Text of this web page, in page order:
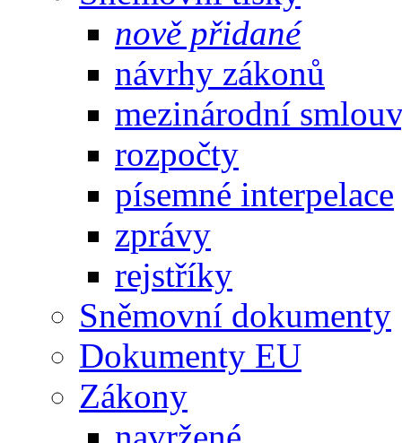
nově přidané
návrhy zákonů
mezinárodní
rozpočty
písemné interpelace
zprávy
rejstříky
Sněmovní dokumenty
Dokumenty EU
Zákony